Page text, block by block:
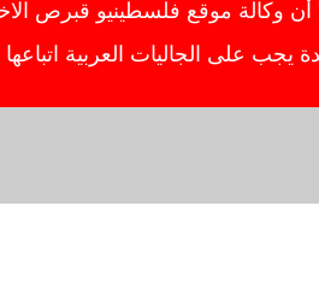
موقع فلسطينيو قبرص
يجب على الجاليات العربية